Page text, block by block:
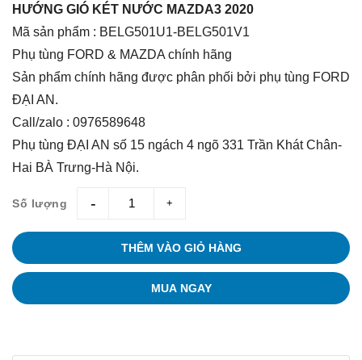
HƯỚNG GIÓ KÉT NƯỚC MAZDA3 2020
Mã sản phẩm : BELG501U1-BELG501V1
Phụ tùng FORD & MAZDA chính hãng
Sản phẩm chính hãng được phân phối bởi phụ tùng FORD
ĐẠI AN.
Call/zalo : 0976589648
Phụ tùng ĐẠI AN số 15 ngách 4 ngõ 331 Trần Khát Chân-
Hai BÀ Trưng-Hà Nội.
Số lượng giam tang
THÊM VÀO GIỎ HÀNG
MUA NGAY